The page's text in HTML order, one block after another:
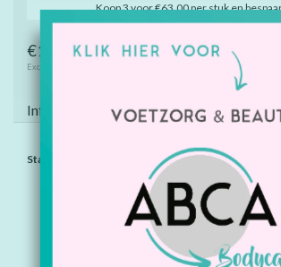
Koop 3 voor €63,00 per stuk en
€113,00
Excl. btw
Toevoegen
Informatie
Stappenplan:
Bepaal het artikelnummer van het te
(bijv. AK 001)
Bepaal de kleur (bijv. 20 blauw).
Kies het aantal dat u wilt bestellen en
winkelwagen.